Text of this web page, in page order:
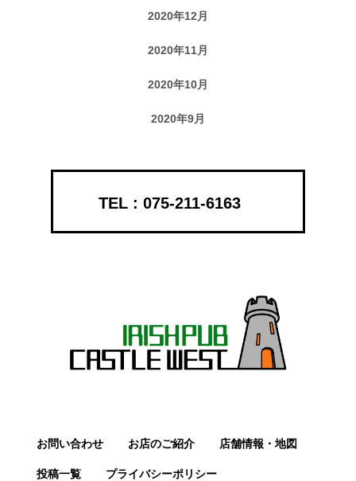
2020年12月
2020年11月
2020年10月
2020年9月
075-211-6163
お問い合わせ お店のご紹介 店舗情報・地図
投稿一覧 プライバシーポリシー